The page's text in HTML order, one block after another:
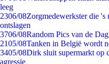
leeg
2306/08Zorgmedewerkster die 's
ontslagen
3706/08Random Pics van de
2105/08Tanken in België wordt
3405/08Dirk sluit supermarkt op
agressie